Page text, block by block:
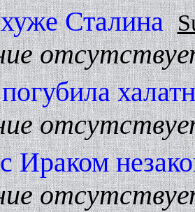
Сталина
Ираком